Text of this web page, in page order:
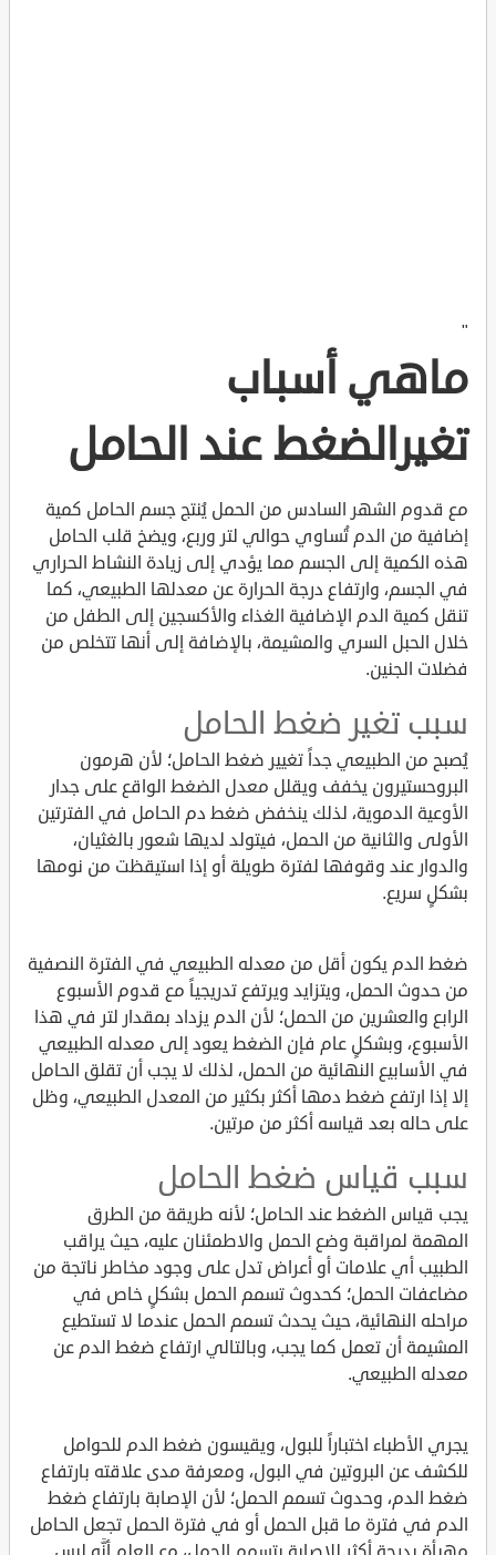
"
ماهي أسباب
تغيرالضغط عند الحامل
مع قدوم الشهر السادس من الحمل يُنتج جسم الحامل كمية
إضافية من الدم تُساوي حوالي لتر وربع، ويضخ قلب الحامل
هذه الكمية إلى الجسم مما يؤدي إلى زيادة النشاط الحراري
في الجسم، وارتفاع درجة الحرارة عن معدلها الطبيعي، كما
تنقل كمية الدم الإضافية الغذاء والأكسجين إلى الطفل من
خلال الحبل السري والمشيمة، بالإضافة إلى أنها تتخلص من
فضلات الجنين.
سبب تغير ضغط الحامل
يُصبح من الطبيعي جداً تغيير ضغط الحامل؛ لأن هرمون
البروحستيرون يخفف ويقلل معدل الضغط الواقع على جدار
الأوعية الدموية، لذلك ينخفض ضغط دم الحامل في الفترتين
الأولى والثانية من الحمل، فيتولد لديها شعور بالغثيان،
والدوار عند وقوفها لفترة طويلة أو إذا استيقظت من نومها
بشكلٍ سريع.
ضغط الدم يكون أقل من معدله الطبيعي في الفترة النصفية
من حدوث الحمل، ويتزايد ويرتفع تدريجياً مع قدوم الأسبوع
الرابع والعشرين من الحمل؛ لأن الدم يزداد بمقدار لتر في هذا
الأسبوع، وبشكلٍ عام فإن الضغط يعود إلى معدله الطبيعي
في الأسابيع النهائية من الحمل، لذلك لا يجب أن تقلق الحامل
إلا إذا ارتفع ضغط دمها أكثر بكثير من المعدل الطبيعي، وظل
على حاله بعد قياسه أكثر من مرتين.
سبب قياس ضغط الحامل
يجب قياس الضغط عند الحامل؛ لأنه طريقة من الطرق
المهمة لمراقبة وضع الحمل والاطمئنان عليه، حيث يراقب
الطبيب أي علامات أو أعراض تدل على وجود مخاطر ناتجة من
مضاعفات الحمل؛ كحدوث تسمم الحمل بشكلٍ خاص في
مراحله النهائية، حيث يحدث تسمم الحمل عندما لا تستطيع
المشيمة أن تعمل كما يجب، وبالتالي ارتفاع ضغط الدم عن
معدله الطبيعي.
يجري الأطباء اختباراً للبول، ويقيسون ضغط الدم للحوامل
للكشف عن البروتين في البول، ومعرفة مدى علاقته بارتفاع
ضغط الدم، وحدوث تسمم الحمل؛ لأن الإصابة بارتفاع ضغط
الدم في فترة ما قبل الحمل أو في فترة الحمل تجعل الحامل